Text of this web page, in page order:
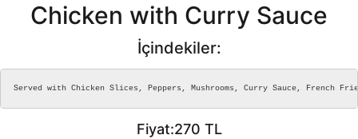
Chicken with Curry Sauce
İçindekiler:
Served with Chicken Slices, Peppers, Mushrooms, Curry Sauce, French
Fiyat:270 TL